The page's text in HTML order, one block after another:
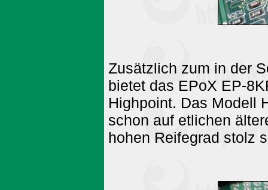
Zusätzlich zum in der
bietet das EPoX EP-
Highpoint. Das Modell
schon auf etlichen
hohen Reifegrad stolz